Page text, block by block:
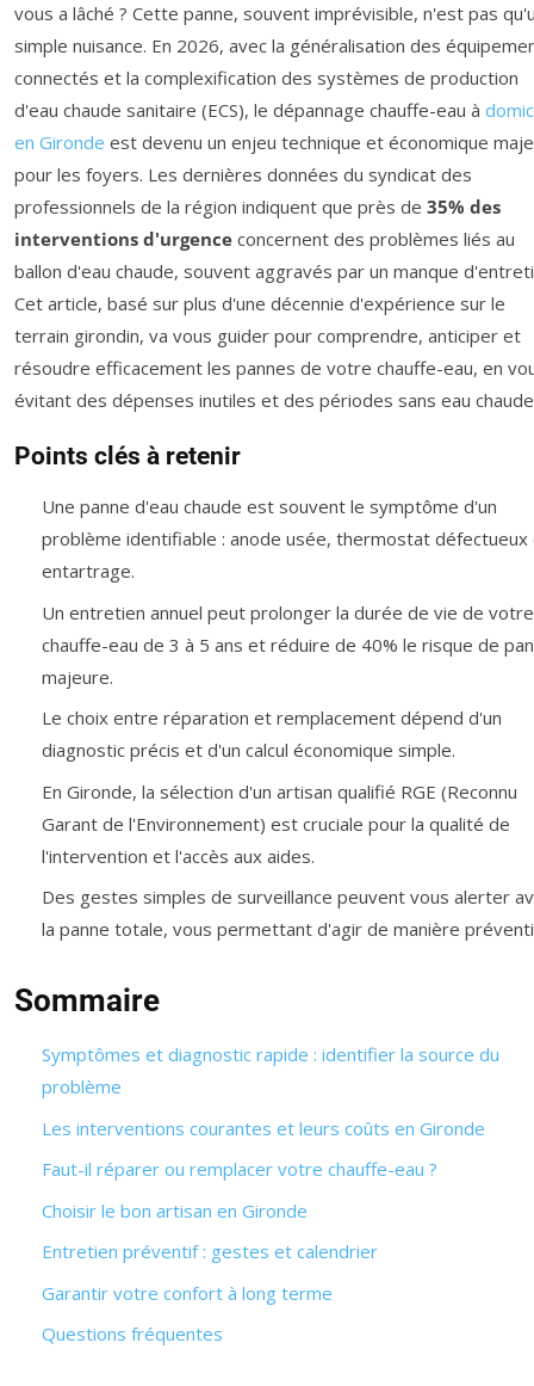
vous a lâché ? Cette panne, souvent imprévisible, n'est pas
simple nuisance. En 2026, avec la généralisation des
connectés et la complexification des systèmes de production
d'eau chaude sanitaire (ECS), le dépannage chauffe-eau à
en Gironde est devenu un enjeu technique et économique
pour les foyers. Les dernières données du syndicat des
professionnels de la région indiquent que près de 35% des
interventions d'urgence concernent des problèmes liés au
ballon d'eau chaude, souvent aggravés par un manque
Cet article, basé sur plus d'une décennie d'expérience sur le
terrain girondin, va vous guider pour comprendre, anticiper et
résoudre efficacement les pannes de votre chauffe-eau, en
évitant des dépenses inutiles et des périodes sans eau
Points clés à retenir
Une panne d'eau chaude est souvent le symptôme d'un
problème identifiable : anode usée, thermostat défectueux
entartrage.
Un entretien annuel peut prolonger la durée de vie de votre
chauffe-eau de 3 à 5 ans et réduire de 40% le risque de
majeure.
Le choix entre réparation et remplacement dépend d'un
diagnostic précis et d'un calcul économique simple.
En Gironde, la sélection d'un artisan qualifié RGE (Reconnu
Garant de l'Environnement) est cruciale pour la qualité de
l'intervention et l'accès aux aides.
Des gestes simples de surveillance peuvent vous alerter
la panne totale, vous permettant d'agir de manière
Sommaire
Symptômes et diagnostic rapide : identifier la source du
problème
Les interventions courantes et leurs coûts en Gironde
Faut-il réparer ou remplacer votre chauffe-eau ?
Choisir le bon artisan en Gironde
Entretien préventif : gestes et calendrier
Garantir votre confort à long terme
Questions fréquentes